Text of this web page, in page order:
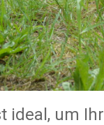
ideal, um